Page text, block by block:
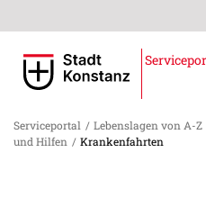
Serviceportal / Lebenslagen von A-Z
und Hilfen / Krankenfahrten